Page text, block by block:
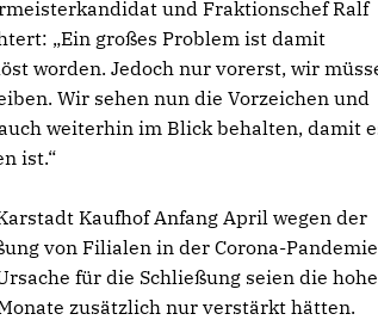
und Fraktionschef Ralf
„Ein großes Problem ist damit
worden. Jedoch nur vorerst, wir
Wir sehen nun die Vorzeichen und
weiterhin im Blick behalten, damit
ist.“
Kaufhof Anfang April wegen der
von Filialen in der Corona-Pandemie
für die Schließung seien die
zusätzlich nur verstärkt hätten.